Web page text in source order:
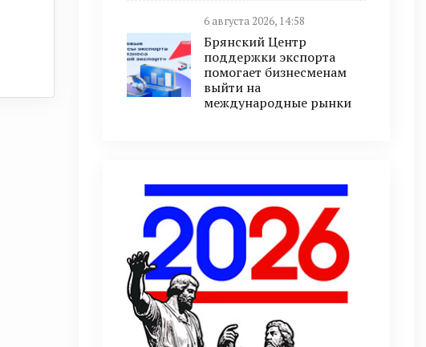
6 августа 2026, 14:58
Брянский Центр
поддержки экспорта
помогает бизнесменам
выйти на
международные рынки